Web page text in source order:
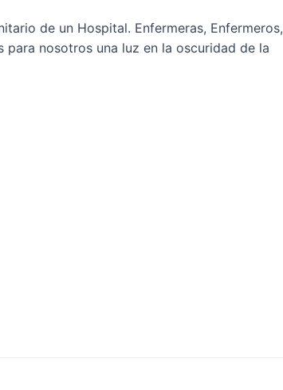
de un Hospital. Enfermeras, Enfermeros,
nosotros una luz en la oscuridad de la